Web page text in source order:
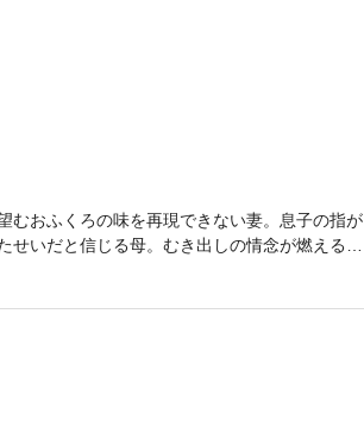
むおふくろの味を再現できない妻。息子の指が
いだと信じる母。むき出しの情念が燃えると
に描く傑作集。（講談社文庫）